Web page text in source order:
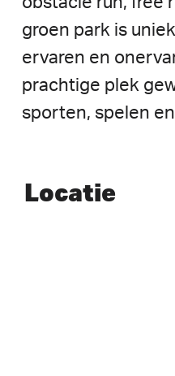
groen park is
ervaren en
prachtige plek
sporten, spelen en
Locatie